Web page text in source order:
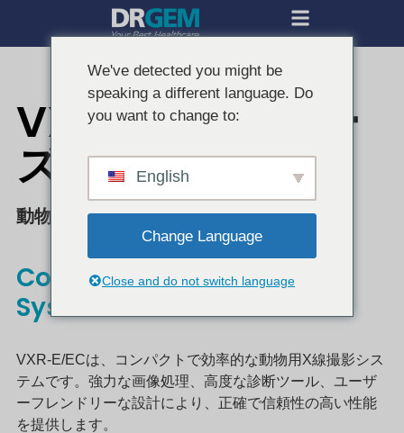
VXR-E/ECシリー
ズ
動物用X線装置
Compact & Powerful Vet
System
VXR-E/ECは、コンパクトで効率的な動物用X線撮影シス
テムです。強力な画像処理、高度な診断ツール、ユーザ
ーフレンドリーな設計により、正確で信頼性の高い性能
を提供します。
We've detected you might be
speaking a different language. Do
you want to change to:
English
Change Language
Close and do not switch language